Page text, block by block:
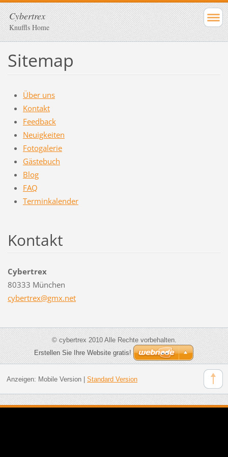
Cybertrex
Knuffls Home
Sitemap
Über uns
Kontakt
Feedback
Neuigkeiten
Fotogalerie
Gästebuch
Blog
FAQ
Terminkalender
Kontakt
Cybertrex
80333 München
cybertrex@gmx.net
© cybertrex 2010 Alle Rechte vorbehalten.
Erstellen Sie Ihre Website gratis!
Anzeigen: Mobile Version| Standard Version